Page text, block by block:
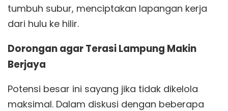
tumbuh subur, menciptakan lapangan kerja
dari hulu ke hilir.
Dorongan agar Terasi Lampung Makin
Berjaya
Potensi besar ini sayang jika tidak dikelola
maksimal. Dalam diskusi dengan beberapa